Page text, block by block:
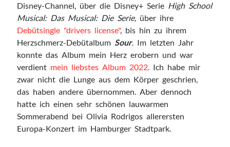
Hayley Williams
Lana Del Rey
London Grammar
Lorde
TUSKS
WILDES
Abgefreakt
Disney-Channel, über die Disney+ Serie High School
Musical: Das Musical: Die Serie, über ihre
Debütsingle "drivers license", bis hin zu ihrem
Herzschmerz-DebütalbumSour. Im letzten Jahr
konnte das Album mein Herz erobern und war
verdient mein liebstes Album 2022. Ich habe mir
zwar nicht die Lunge aus dem Körper geschrien,
das haben andere übernommen. Aber dennoch
hatte ich einen sehr schönen lauwarmen
Sommerabend bei Olivia Rodrigos allerersten
Europa-Konzert im Hamburger Stadtpark.